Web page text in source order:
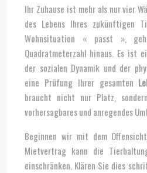
Ihr Zuhause ist mehr als nur vier
des Lebens Ihres zukünftigen
Wohnsituation « passt »,
Quadratmeterzahl hinaus. Es ist
der sozialen Dynamik und der
eine Prüfung Ihrer gesamten
braucht nicht nur Platz,
vorhersagbares und anregendes
Beginnen wir mit dem
Mietvertrag kann die
einschränken. Klären Sie dies